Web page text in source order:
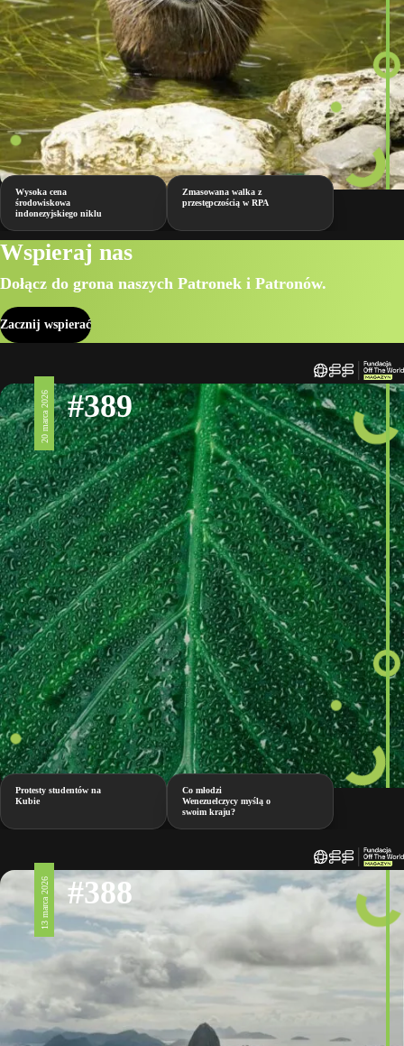
Wysoka cena
środowiskowa
indonezyjskiego niklu
Zmasowana walka z
przestępczością w RPA
Wspieraj nas
Dołącz do grona naszych Patronek i Patronów.
Zacznij wspierać
20 marca 2026 #389
Protesty studentów na
Kubie
Co młodzi
Wenezuelczycy myślą o
swoim kraju?
13 marca 2026 #388